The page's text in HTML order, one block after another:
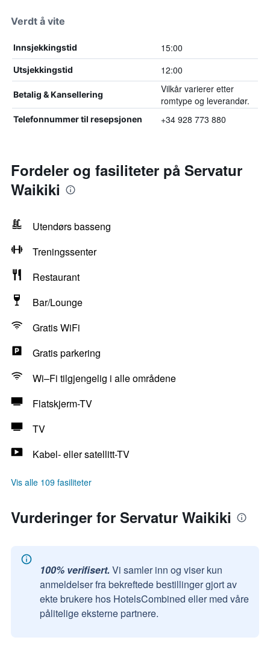
Verdt å vite
Innsjekkingstid 15:00
Utsjekkingstid 12:00
Betalig & Kansellering
Vilkår varierer etter
romtype og leverandør.
Telefonnummer til resepsjonen +34 928 773 880
Fordeler og fasiliteter på Servatur
Waikiki
Utendørs basseng
Treningssenter
Restaurant
Bar/Lounge
Gratis WiFi
Gratis parkering
Wi–Fi tilgjengelig i alle områdene
Flatskjerm-TV
TV
Kabel- eller satellitt-TV
Vis alle 109 fasiliteter
Vurderinger for Servatur Waikiki
100% verifisert. Vi samler inn og viser kun
anmeldelser fra bekreftede bestillinger gjort av
ekte brukere hos HotelsCombined eller med våre
pålitelige eksterne partnere.